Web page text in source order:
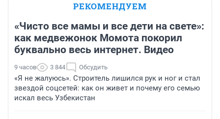
РЕКОМЕНДУЕМ
«Чисто все мамы и все дети на свете»:
как медвежонок Момота покорил
буквально весь интернет. Видео
9 часов 3 844 Обсудить
«Я не жалуюсь». Строитель лишился рук и ног и стал
звездой соцсетей: как он живет и почему его семью
искал весь Узбекистан